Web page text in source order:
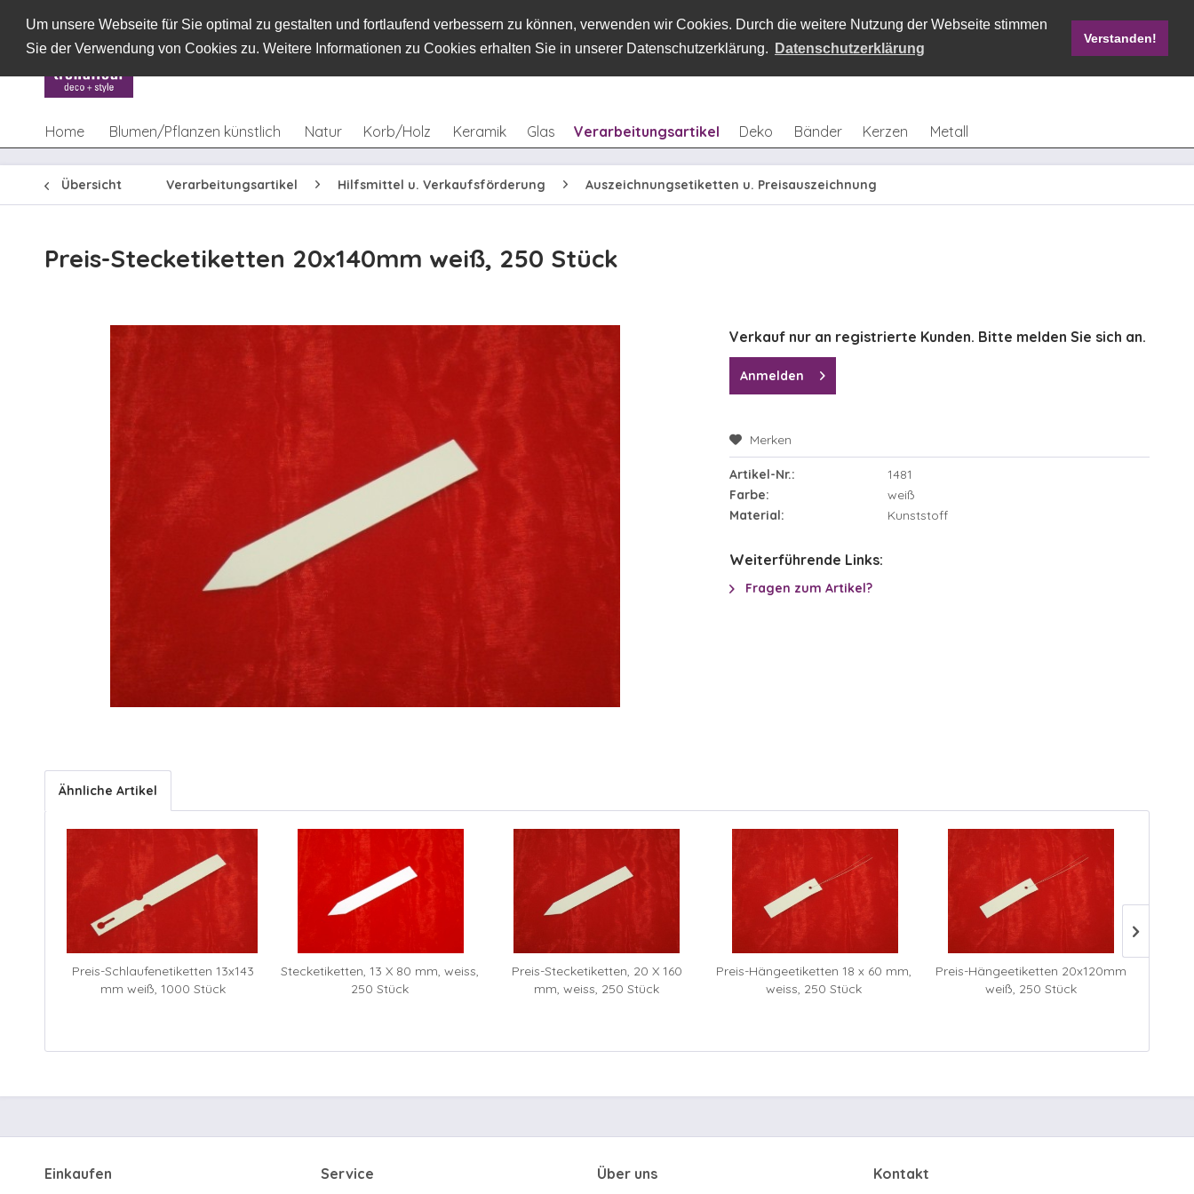
Um unsere Webseite für Sie optimal zu gestalten und fortlaufend verbessern zu können, verwenden wir Cookies. Durch die weitere Nutzung der Webseite stimmen
Sie der Verwendung von Cookies zu. Weitere Informationen zu Cookies erhalten Sie in unserer Datenschutzerklärung.
Datenschutzerklärung
Verstanden!
0,00 € *
Home Blumen/Pflanzen künstlich Natur Korb/Holz Keramik Glas Verarbeitungsartikel Deko Bänder Kerzen Metall
Übersicht Verarbeitungsartikel Hilfsmittel u. Verkaufsförderung Auszeichnungsetiketten u. Preisauszeichnung
Preis-Stecketiketten 20x140mm weiß, 250 Stück
Verkauf nur an registrierte Kunden. Bitte melden Sie sich an.
Anmelden
Merken
Artikel-Nr.:
1481
Farbe:
weiß
Material:
Kunststoff
Weiterführende Links:
Fragen zum Artikel?
Ähnliche Artikel
Preis-Schlaufenetiketten 13x143
mm weiß, 1000 Stück
Stecketiketten, 13 X 80 mm, weiss,
250 Stück
Preis-Stecketiketten, 20 X 160
mm, weiss, 250 Stück
Preis-Hängeetiketten 18 x 60 mm,
weiss, 250 Stück
Preis-Hängeetiketten 20x120mm
weiß, 250 Stück
Einkaufen Service Über uns Kontakt